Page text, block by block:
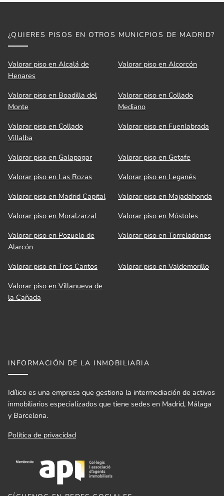
¿QUIERES PISOS EN OTROS MUNICPIOS DE MADRID?
Valorar piso en Alcalá de
Henares
Valorar piso en Alcorcón
Valorar piso en Boadilla del
Monte
Valorar piso en Collado
Mediano
Valorar piso en Collado
Villalba
Valorar piso en Fuenlabrada
Valorar piso en Galapagar
Valorar piso en Getafe
Valorar piso en Las Rozas
Valorar piso en Leganés
Valorar piso en Madrid Capital
Valorar piso en Majadahonda
Valorar piso en Moralzarzal
Valorar piso en Móstoles
Valorar piso en Pozuelo de
Alarcón
Valorar piso en Torrelodones
Valorar piso en Tres Cantos
Valorar piso en Valdemorillo
Valorar piso en Villanueva de
la Cañada
INFORMACIÓN DE LA INMOBILIARIA
Idílico es una empresa que gestiona la intermediación de activos
inmobiliarios especializados que tiene sedes en Madrid, Málaga
y Barcelona.
Política de privacidad